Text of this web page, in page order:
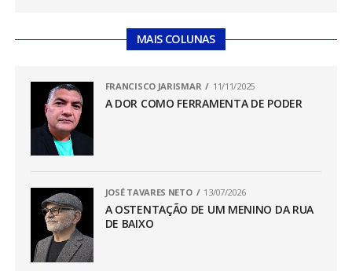
MAIS COLUNAS
FRANCISCO JARISMAR 11/11/2025
A DOR COMO FERRAMENTA DE PODER
JOSÉ TAVARES NETO 13/07/2026
A OSTENTAÇÃO DE UM MENINO DA RUA
DE BAIXO